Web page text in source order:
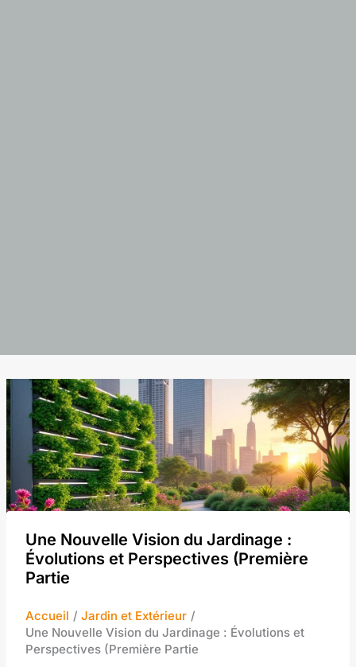
Une Nouvelle Vision du Jardinage :
Évolutions et Perspectives (Première
Partie
Accueil
Jardin et Extérieur
Une Nouvelle Vision du Jardinage : Évolutions et
Perspectives (Première Partie